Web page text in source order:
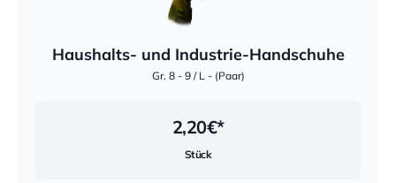
Haushalts- und Industrie-Handschuhe
Gr. 8 - 9 / L - (Paar)
2,20€*
Stück